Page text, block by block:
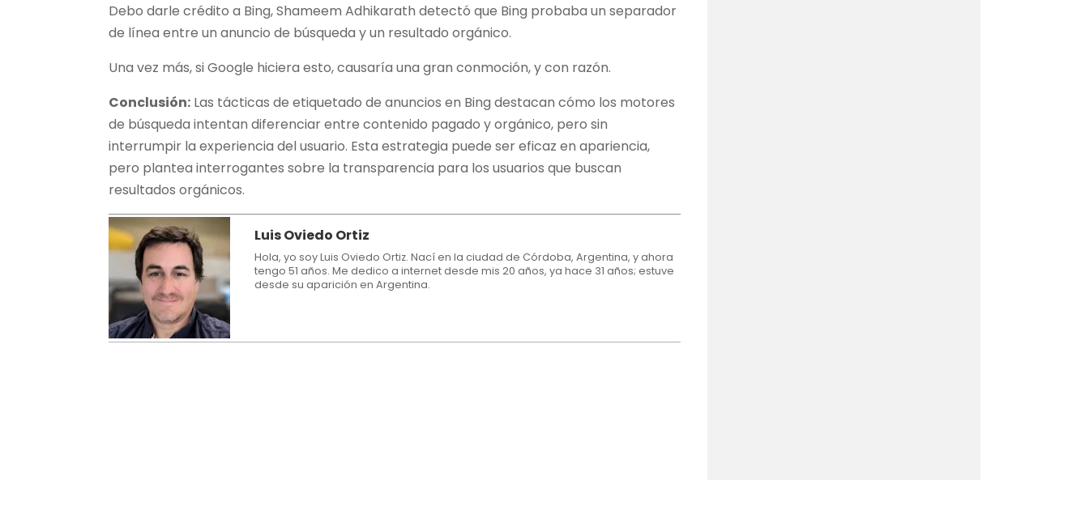
Debo darle crédito a Bing, Shameem Adhikarath detectó que Bing probaba un separador
de línea entre un anuncio de búsqueda y un resultado orgánico.
Una vez más, si Google hiciera esto, causaría una gran conmoción, y con razón.
Conclusión: Las tácticas de etiquetado de anuncios en Bing destacan cómo los motores
de búsqueda intentan diferenciar entre contenido pagado y orgánico, pero sin
interrumpir la experiencia del usuario. Esta estrategia puede ser eficaz en apariencia,
pero plantea interrogantes sobre la transparencia para los usuarios que buscan
resultados orgánicos.
Luis Oviedo Ortiz
Hola, yo soy Luis Oviedo Ortiz. Nací en la ciudad de Córdoba, Argentina, y ahora
tengo 51 años. Me dedico a internet desde mis 20 años, ya hace 31 años; estuve
desde su aparición en Argentina.